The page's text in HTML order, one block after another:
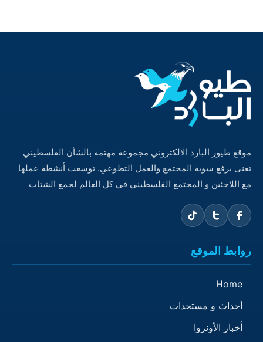
موقع طيور البارد الالكتروني مجموعة مهتمة بالشأن الفلسطيني
تعنى برفع سوية المجتمع والعمل التطوعي. توسعت أنشطة عملها
مع اللاجئين و المجتمع الفلسطيني في كل العالم لجمع الشتات
روابط الموقع
Home
أحداث و مستجدات
أخبار الأونروا